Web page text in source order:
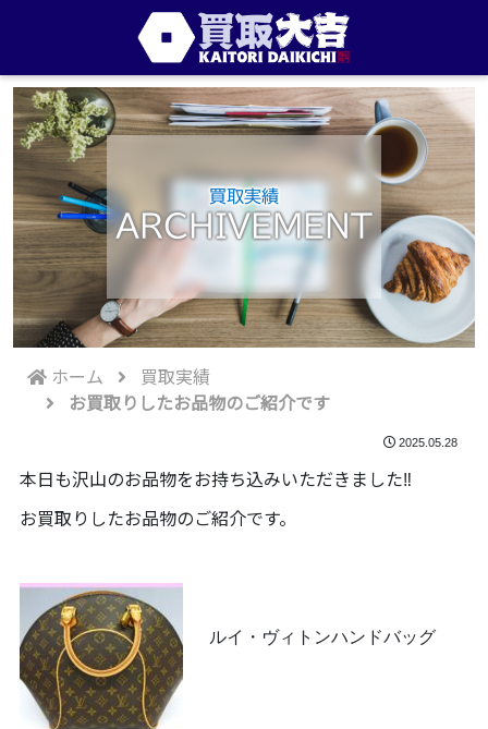
買取実績
ARCHIVEMENT
ホーム
買取実績
お買取りしたお品物のご紹介です
2025.05.28
本日も沢山のお品物をお持ち込みいただきました‼️
お買取りしたお品物のご紹介です。
ルイ・ヴィトンハンドバッグ